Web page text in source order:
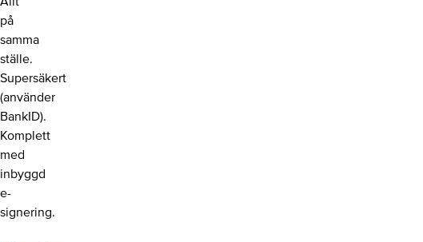
på
samma
ställe.
Supersäkert
(använder
BankID).
Komplett
med
inbyggd
e-
signering.